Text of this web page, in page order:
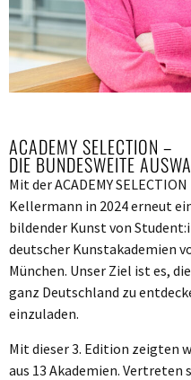
ACADEMY SELECTION –
DIE BUNDESWEITE
Mit der ACADEMY
Kellermann in 2024 erneut
bildender Kunst von
deutscher Kunstakademien
München. Unser Ziel ist es,
ganz Deutschland zu
einzuladen.
Mit dieser 3. Edition zeigten
aus 13 Akademien. Vertreten